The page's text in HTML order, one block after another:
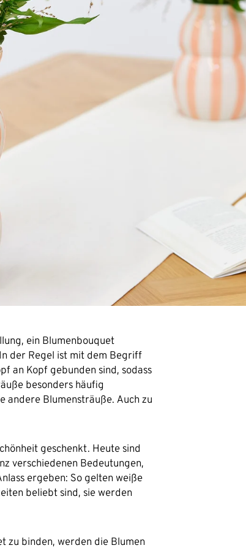
ein Blumenbouquet
der Regel ist mit dem Begriff
an Kopf gebunden sind, sodass
besonders häufig
andere Blumensträuße. Auch zu
geschenkt. Heute sind
verschiedenen Bedeutungen,
ergeben: So gelten weiße
beliebt sind, sie werden
zu binden, werden die Blumen